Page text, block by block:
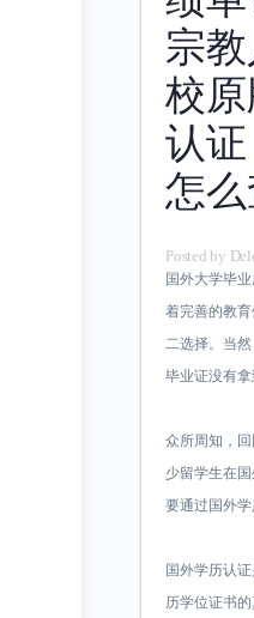
宗
校
认
怎
Posted by
国外大学毕
着完善的教
二选择。当
毕业证没有
众所周知，
少留学生在
要通过国外学
国外学历认
历学位证书